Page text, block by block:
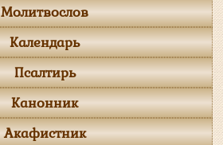
Молитвослов
Календарь
Псалтирь
Канонник
Акафистник